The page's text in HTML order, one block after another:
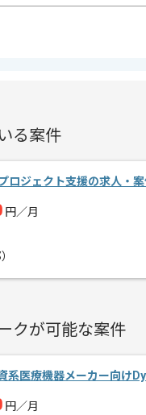
商談回数
募集人数
基本的にはフルリ
る案件
ロジェクト支援の求人・
円／月
クが可能な案件
系医療機器メーカー向け
円／月